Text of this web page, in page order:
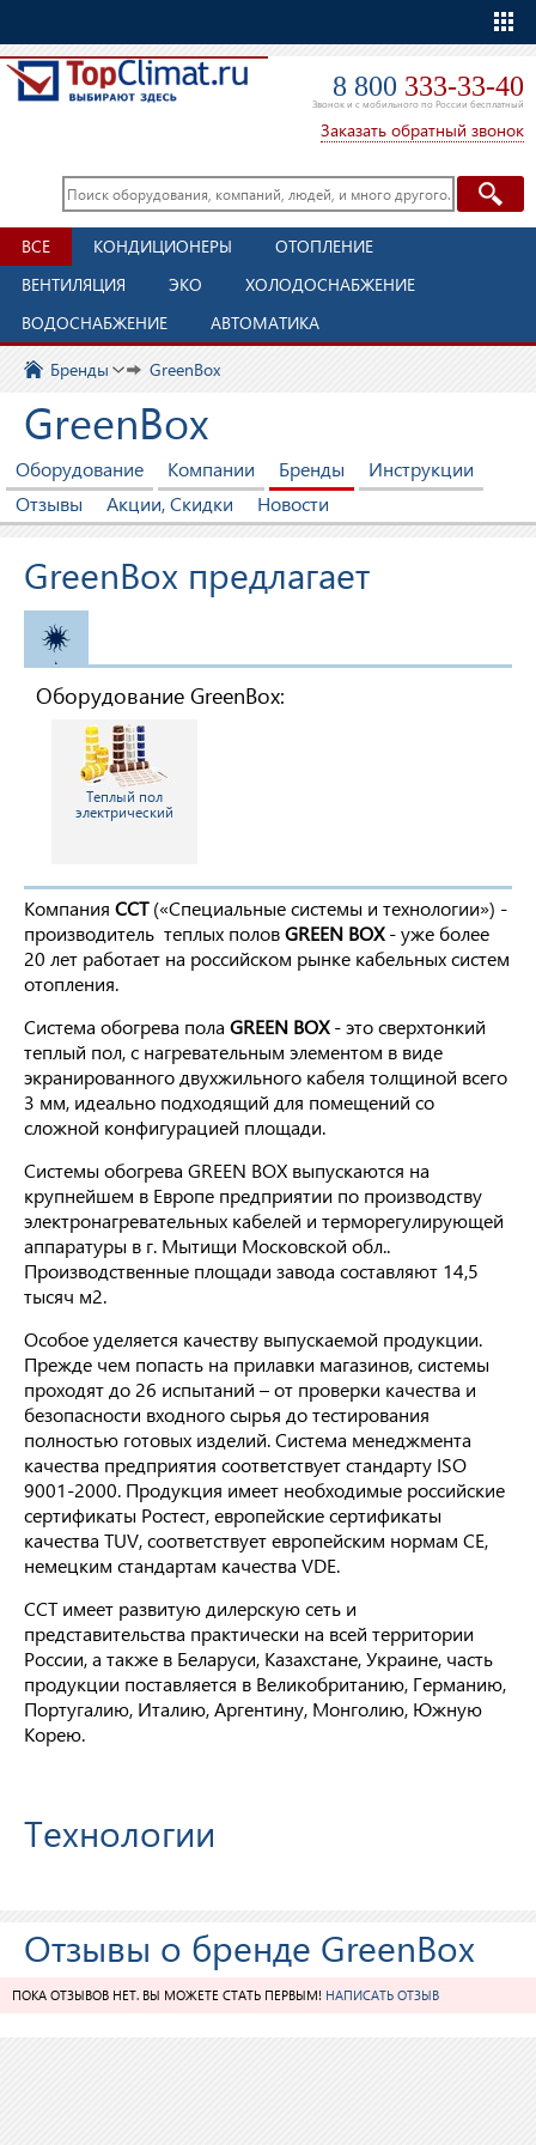
8 800 333-33-40
Звонок и с мобильного по России бесплатный
Заказать обратный звонок
ВСЕ КОНДИЦИОНЕРЫ
ОТОПЛЕНИЕ
ВЕНТИЛЯЦИЯ
ЭКО
ХОЛОДОСНАБЖЕНИЕ
ВОДОСНАБЖЕНИЕ
АВТОМАТИКА
Бренды GreenBox
GreenBox
Оборудование Компании Бренды
Инструкции
Отзывы
Акции, Скидки Новости
GreenBox предлагает
Оборудование GreenBox:
Теплый пол
электрический
Компания ССТ(«Специальные системы и технологии») -
производитель теплых половGREEN BOX- уже более
20 лет работает на российском рынке кабельных систем
отопления.
Система обогрева пола GREEN BOX- это сверхтонкий
теплый пол, с нагревательным элементом в виде
экранированного двухжильного кабеля толщиной всего
3 мм, идеально подходящий для помещений со
сложной конфигурацией площади.
Системы обогрева GREEN BOX выпускаются на
крупнейшем в Европе предприятии по производству
электронагревательных кабелей и терморегулирующей
аппаратуры в г. Мытищи Московской обл..
Производственные площади завода составляют 14,5
тысяч м2.
Особое уделяется качеству выпускаемой продукции.
Прежде чем попасть на прилавки магазинов, системы
проходят до 26 испытаний – от проверки качества и
безопасности входного сырья до тестирования
полностью готовых изделий. Система менеджмента
качества предприятия соответствует стандарту ISO
9001-2000. Продукция имеет необходимые российские
сертификаты Ростест, европейские сертификаты
качества TUV, соответствует европейским нормам СЕ,
немецким стандартам качества VDE.
ССТ имеет развитую дилерскую сеть и
представительства практически на всей территории
России, а также в Беларуси, Казахстане, Украине, часть
продукции поставляется в Великобританию, Германию,
Португалию, Италию, Аргентину, Монголию, Южную
Корею.
Технологии
Отзывы о бренде GreenBox
ПОКА ОТЗЫВОВ НЕТ. ВЫ МОЖЕТЕ СТАТЬ ПЕРВЫМ! НАПИСАТЬ ОТЗЫВ